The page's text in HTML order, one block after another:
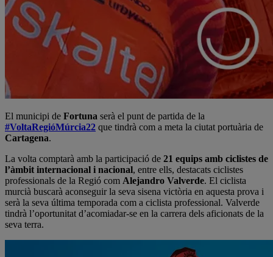
El municipi de Fortuna serà el punt de partida de la
#VoltaRegióMúrcia22 que tindrà com a meta la ciutat portuària de
Cartagena.
La volta comptarà amb la participació de 21 equips amb ciclistes de
l’àmbit internacional i nacional, entre ells, destacats ciclistes
professionals de la Regió com Alejandro Valverde. El ciclista
murcià buscarà aconseguir la seva sisena victòria en aquesta prova i
serà la seva última temporada com a ciclista professional. Valverde
tindrà l’oportunitat d’acomiadar-se en la carrera dels aficionats de la
seva terra.